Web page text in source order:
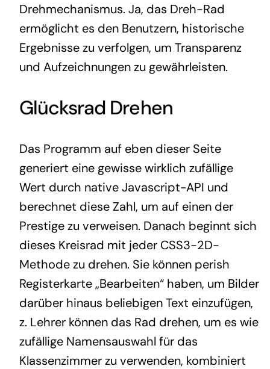
Drehmechanismus. Ja, das Dreh-Rad
ermöglicht es den Benutzern, historische
Ergebnisse zu verfolgen, um Transparenz
und Aufzeichnungen zu gewährleisten.
Glücksrad Drehen
Das Programm auf eben dieser Seite
generiert eine gewisse wirklich zufällige
Wert durch native Javascript-API und
berechnet diese Zahl, um auf einen der
Prestige zu verweisen. Danach beginnt sich
dieses Kreisrad mit jeder CSS3-2D-
Methode zu drehen. Sie können perish
Registerkarte „Bearbeiten“ haben, um Bilder
darüber hinaus beliebigen Text einzufügen,
z. Lehrer können das Rad drehen, um es wie
zufällige Namensauswahl für das
Klassenzimmer zu verwenden, kombiniert